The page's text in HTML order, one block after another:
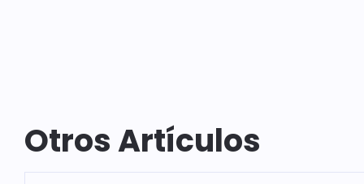
Otros Artículos